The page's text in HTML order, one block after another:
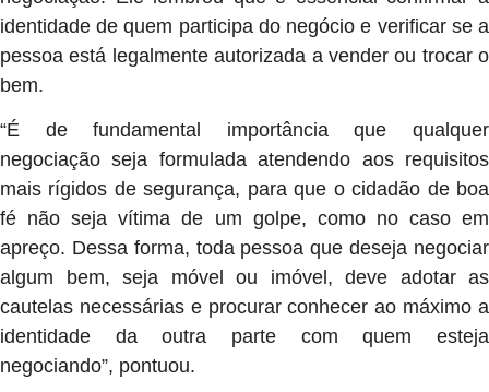
identidade de quem participa do negócio e verificar se a
pessoa está legalmente autorizada a vender ou trocar o
bem.
“É de fundamental importância que qualquer
negociação seja formulada atendendo aos requisitos
mais rígidos de segurança, para que o cidadão de boa
fé não seja vítima de um golpe, como no caso em
apreço. Dessa forma, toda pessoa que deseja negociar
algum bem, seja móvel ou imóvel, deve adotar as
cautelas necessárias e procurar conhecer ao máximo a
identidade da outra parte com quem esteja
negociando”, pontuou.